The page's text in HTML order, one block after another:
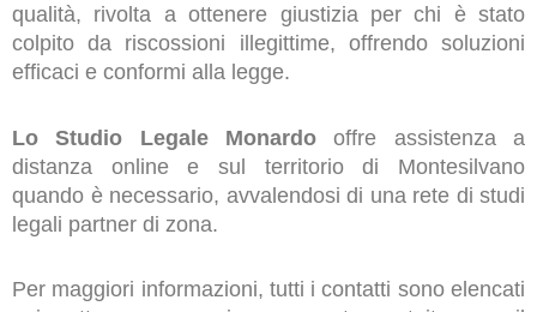
qualità, rivolta a ottenere giustizia per chi è stato
colpito da riscossioni illegittime, offrendo soluzioni
efficaci e conformi alla legge.
Lo Studio Legale Monardo offre assistenza a
distanza online e sul territorio di Montesilvano
quando è necessario, avvalendosi di una rete di studi
legali partner di zona.
Per maggiori informazioni, tutti i contatti sono elencati